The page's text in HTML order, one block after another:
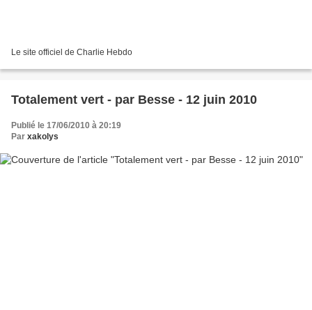
Le site officiel de Charlie Hebdo
Totalement vert - par Besse - 12 juin 2010
Publié le 17/06/2010 à 20:19
Par xakolys